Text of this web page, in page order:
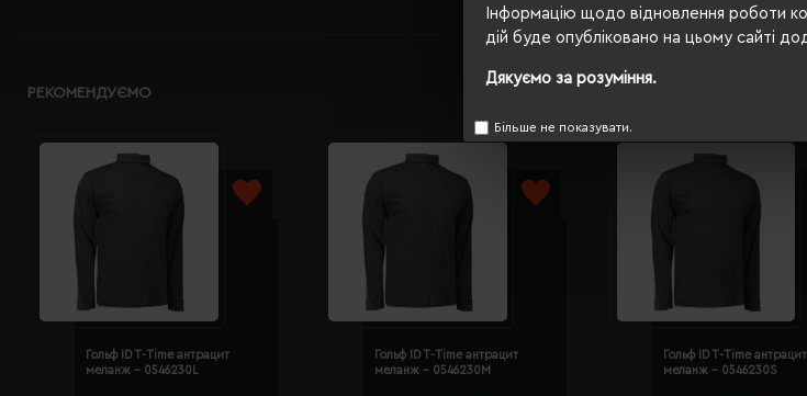
Інформацію щодо відновлення роботи
дій буде опубліковано на цьому сайті
Дякуємо за розуміння.
Більше не показувати.
РЕКОМЕНДУЄМО
Гольф ID T-Time антрацит
меланж - 0546230L
Гольф ID T-Time антрацит
меланж - 0546230M
Гольф ID T-Time антрацит
меланж - 0546230S